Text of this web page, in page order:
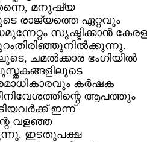
മനുഷ്യ
രാജ്യത്തെ ഏറ്റവും
സൃഷ്ടിക്കാന്‍
ചമല്‍ക്കാര ഭംഗിയില്‍
കര്‍ഷക
ആപത്തും
ഇന്ന്
വളഞ്ഞ
ഇടതുപക്ഷ